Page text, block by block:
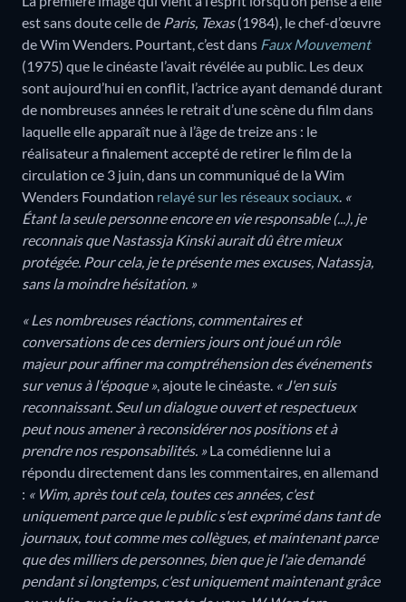
est sans doute celle de Paris, Texas(1984), le chef-d’œuvre
de Wim Wenders. Pourtant, c’est dans Faux Mouvement
(1975) que le cinéaste l’avait révélée au public. Les deux
sont aujourd’hui en conflit, l’actrice ayant demandé durant
de nombreuses années le retrait d’une scène du film dans
laquelle elle apparaît nue à l’âge de treize ans : le
réalisateur a finalement accepté de retirer le film de la
circulation ce 3 juin, dans un communiqué de la Wim
Wenders Foundation relayé sur les réseaux sociaux. «
Étant la seule personne encore en vie responsable (...), je
reconnais que Nastassja Kinski aurait dû être mieux
protégée. Pour cela, je te présente mes excuses, Natassja,
sans la moindre hésitation. »
« Les nombreuses réactions, commentaires et
conversations de ces derniers jours ont joué un rôle
majeur pour affiner ma comptréhension des événements
sur venus à l'époque », ajoute le cinéaste. « J'en suis
reconnaissant. Seul un dialogue ouvert et respectueux
peut nous amener à reconsidérer nos positions et à
prendre nos responsabilités. »La comédienne lui a
répondu directement dans les commentaires, en allemand
: « Wim, après tout cela, toutes ces années, c'est
uniquement parce que le public s'est exprimé dans tant de
journaux, tout comme mes collègues, et maintenant parce
que des milliers de personnes, bien que je l'aie demandé
pendant si longtemps, c'est uniquement maintenant grâce